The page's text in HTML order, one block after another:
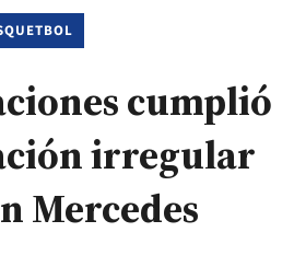
cumplió
irregular
Mercedes